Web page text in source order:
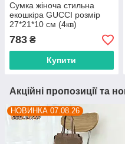
Сумка жіноча стильна
екошкіра GUCCI розмір
27*21*10 см (4кв)
"SUMKA" недорого гуртом
від прямого
постачальника
783 ₴
Купити
Акційні пропозиції та
НОВИНКА 07.08.26